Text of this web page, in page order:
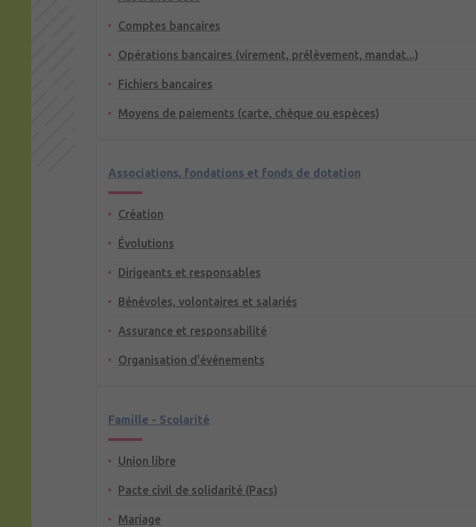
Comptes bancaires
Opérations bancaires (virement, prélèvement, mandat...)
Fichiers bancaires
Moyens de paiements (carte, chèque ou espèces)
Associations, fondations et fonds de dotation
Création
Évolutions
Dirigeants et responsables
Bénévoles, volontaires et salariés
Assurance et responsabilité
Organisation d'événements
Famille - Scolarité
Union libre
Pacte civil de solidarité (Pacs)
Mariage